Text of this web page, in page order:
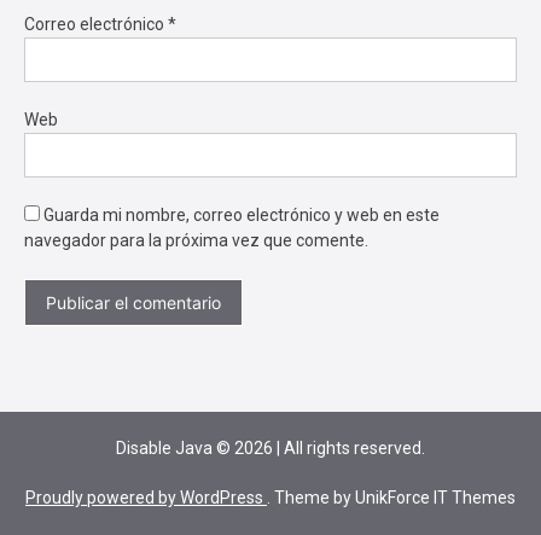
Correo electrónico *
Web
Guarda mi nombre, correo electrónico y web en este
navegador para la próxima vez que comente.
Disable Java© 2026 All rights reserved.
Proudly powered by WordPress . Theme by UnikForce IT Themes